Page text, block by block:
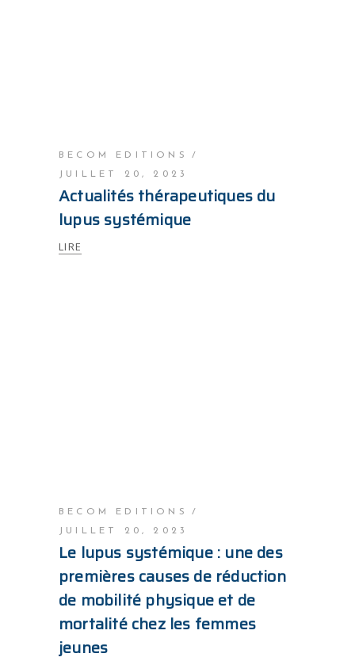
BECOM EDITIONS
JUILLET 20, 2023
Actualités thérapeutiques du
lupus systémique
LIRE
BECOM EDITIONS
JUILLET 20, 2023
Le lupus systémique : une des
premières causes de réduction
de mobilité physique et de
mortalité chez les femmes
jeunes